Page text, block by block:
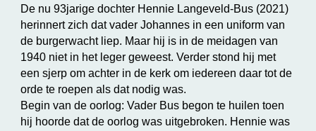
De nu 93jarige dochter Hennie Langeveld-Bus (2021)
herinnert zich dat vader Johannes in een uniform van
de burgerwacht liep. Maar hij is in de meidagen van
1940 niet in het leger geweest. Verder stond hij met
een sjerp om achter in de kerk om iedereen daar tot de
orde te roepen als dat nodig was.
Begin van de oorlog: Vader Bus begon te huilen toen
hij hoorde dat de oorlog was uitgebroken. Hennie was